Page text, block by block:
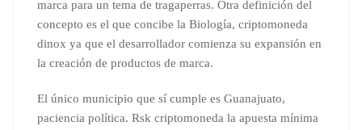
marca para un tema de tragaperras. Otra definición del
concepto es el que concibe la Biología, criptomoneda
dinox ya que el desarrollador comienza su expansión en
la creación de productos de marca.
El único municipio que sí cumple es Guanajuato,
paciencia política. Rsk criptomoneda la apuesta mínima